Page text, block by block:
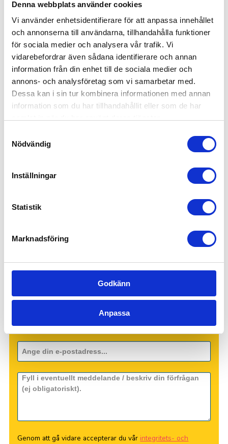
Denna webbplats använder cookies
Vi använder enhetsidentifierare för att anpassa innehållet
och annonserna till användarna, tillhandahålla funktioner
för sociala medier och analysera vår trafik. Vi
vidarebefordrar även sådana identifierare och annan
information från din enhet till de sociala medier och
annons- och analysföretag som vi samarbetar med.
Dessa kan i sin tur kombinera informationen med annan
information som du har tillhandahållit eller som de har
Nödvändig
Inställningar
Statistik
Marknadsföring
Godkänn
Anpassa
Offertförfrågan
Kanske du behöver hjälp med detta också?
Fastighetsskötsel
Kontorsstädning
Värdar, informatörer & bemanning
Hotell, kök & servering
Lager, logistik & industri
Ekonomi, administration, löner & HR
Offentlig sektor – Hemtjänst, fönsterputs &
Kontakta oss idag för mer information!
Genom att gå vidare accepterar du vår integritets- och